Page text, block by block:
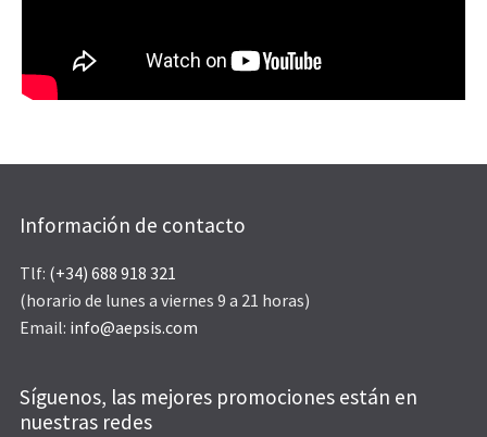
Información de contacto
Tlf: (+34) 688 918 321
(horario de lunes a viernes 9 a 21 horas)
Email: info@aepsis.com
Síguenos, las mejores promociones están en
nuestras redes